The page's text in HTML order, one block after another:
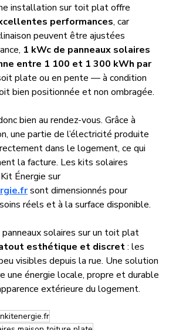
installation sur toit plat offre
performances, car
peuvent être ajustées
1 kWc de panneaux solaires
entre 1 100 et 1 300 kWh par
plate ou en pente — à condition
bien positionnée et non ombragée.
bien au rendez-vous. Grâce à
une partie de l’électricité produite
dans le logement, ce qui
la facture. Les kits solaires
Énergie sur
sont dimensionnés pour
réels et à la surface disponible.
solaires sur un toit plat
esthétique et discret : les
visibles depuis la rue. Une solution
une énergie locale, propre et durable
extérieure du logement.